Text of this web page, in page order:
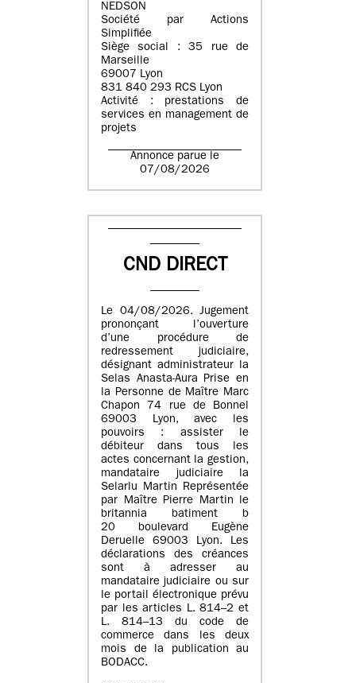
NEDSON
Société par Actions
Simplifiée
Siège social : 35 rue de
Marseille
69007 Lyon
831 840 293 RCS Lyon
Activité : prestations de
services en management de
projets
Annonce parue le
07/08/2026
CND DIRECT
Le 04/08/2026. Jugement
prononçant l’ouverture
d’une procédure de
redressement judiciaire,
désignant administrateur la
Selas Anasta-Aura Prise en
la Personne de Maître Marc
Chapon 74 rue de Bonnel
69003 Lyon, avec les
pouvoirs : assister le
débiteur dans tous les
actes concernant la gestion,
mandataire judiciaire la
Selarlu Martin Représentée
par Maître Pierre Martin le
britannia batiment b
20 boulevard Eugène
Deruelle 69003 Lyon. Les
déclarations des créances
sont à adresser au
mandataire judiciaire ou sur
le portail électronique prévu
par les articles L. 814–2 et
L. 814–13 du code de
commerce dans les deux
mois de la publication au
BODACC.